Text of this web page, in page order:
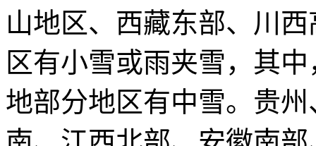
山地区、西藏东部、川
区有小雪或雨夹雪，其
地部分地区有中雪。贵